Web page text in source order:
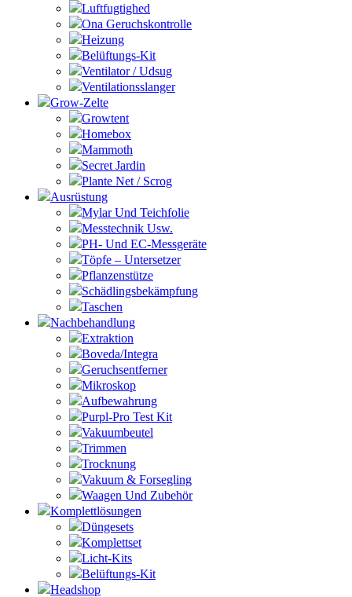
Luftfugtighed
Ona Geruchskontrolle
Heizung
Belüftungs-Kit
Ventilator / Udsug
Ventilationsslanger
Grow-Zelte
Growtent
Homebox
Mammoth
Secret Jardin
Plante Net / Scrog
Ausrüstung
Mylar Und Teichfolie
Messtechnik Usw.
PH- Und EC-Messgeräte
Töpfe – Untersetzer
Pflanzenstütze
Schädlingsbekämpfung
Taschen
Nachbehandlung
Extraktion
Boveda/Integra
Geruchsentferner
Mikroskop
Aufbewahrung
Purpl-Pro Test Kit
Vakuumbeutel
Trimmen
Trocknung
Vakuum & Forsegling
Waagen Und Zubehör
Komplettlösungen
Düngesets
Komplettset
Licht-Kits
Belüftungs-Kit
Headshop